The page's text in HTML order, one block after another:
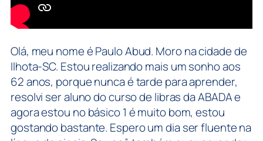
Olá, meu nome é Paulo Abud. Moro na cidade de
Ilhota-SC. Estou realizando mais um sonho aos
62 anos, porque nunca é tarde para aprender,
resolvi ser aluno do curso de libras da ABADA e
agora estou no básico 1 é muito bom, estou
gostando bastante. Espero um dia ser fluente na